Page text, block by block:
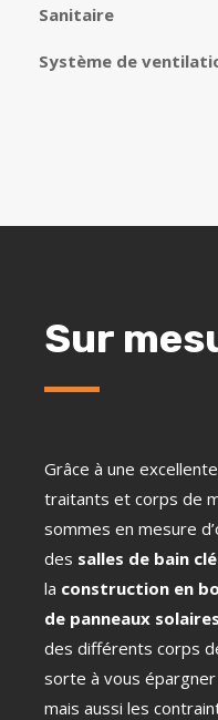
Sanitaire
Système de
Sur
Grâce à une
traitants et corps de
sommes en mesure
des salles de bain
la construction en
de panneaux
des différents corps
sorte à vous
mais aussi les